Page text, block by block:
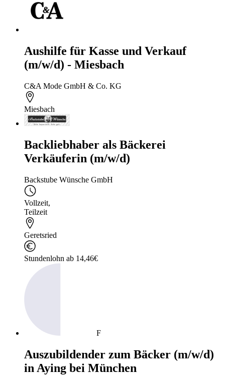
Aushilfe für Kasse und Verkauf
(m/w/d) - Miesbach
C&A Mode GmbH & Co. KG
Miesbach
Backliebhaber als Bäckerei
Verkäuferin (m/w/d)
Backstube Wünsche GmbH
Vollzeit,
Teilzeit
Geretsried
Stundenlohn ab 14,46€
F
Auszubildender zum Bäcker (m/w/d)
in Aying bei München